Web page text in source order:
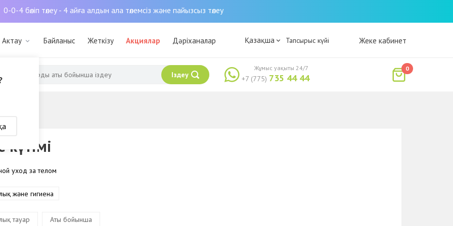
0-0-4 бөліп төлеу - 4 айға алдын ала төлемсіз және пайызсыз төлеу
Актау Байланыс Жеткізу Акциялар Дәріханалар Қазақша Тапсырыс күйі Жеке кабинет
Іздеу +7 (775) 735 44 44
Жұмыс уақыты 24/7 0
күтімі
уход за телом
және гигиена
тауар Аты бойынша